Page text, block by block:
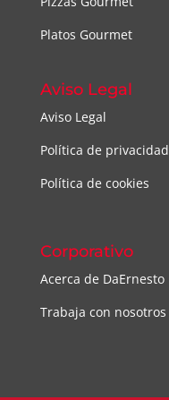
Platos Gourmet
Aviso Legal
Aviso Legal
Política de privacidad
Política de cookies
Corporativo
Acerca de DaErnesto
Trabaja con nosotros